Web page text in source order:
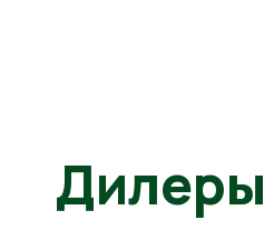
Дилеры